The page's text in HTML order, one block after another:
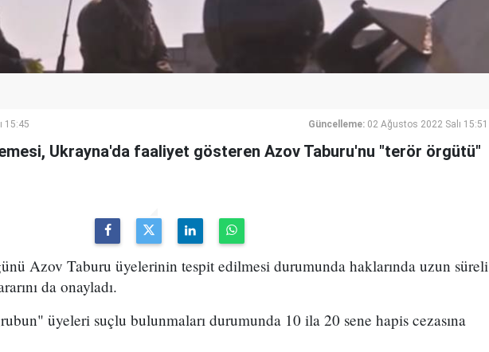
15:45 Güncelleme: 02 Ağustos 2022 Salı 15:51
Ukrayna'da faaliyet gösteren Azov Taburu'nu "terör örgütü"
Azov Taburu üyelerinin tespit edilmesi durumunda haklarında uzun süreli
da onayladı.
üyeleri suçlu bulunmaları durumunda 10 ila 20 sene hapis cezasına